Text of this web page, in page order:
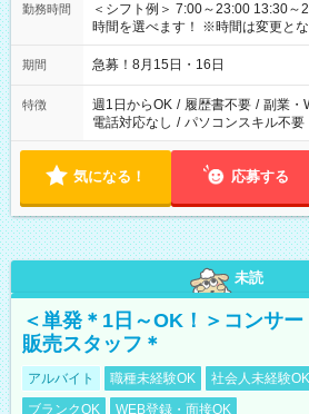
勤務時間
＜シフト例＞ 7:00～23:00 13:30～22:00 上記の時間か
時間を選べます！ ※時間は変更と
期間 急募！8月15日・16日
特徴 週1日からOK / 履歴書不要 / 副業・
電話対応なし / パソコンスキル不要
気になる！ 応募する
未読
＜単発＊1日～OK！＞コンサ
販売スタッフ＊
アルバイト 職種未経験OK 社会人未経験OK
ブランクOK
WEB登録・面接OK